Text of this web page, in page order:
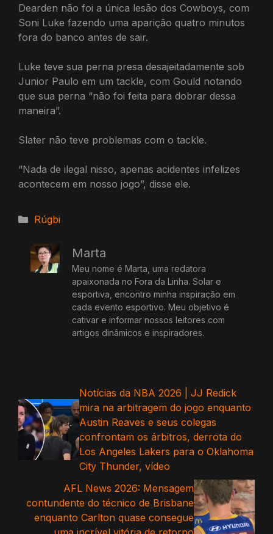
Dearden não foi a única lesão dos Cowboys, com
Soni Luke fazendo uma aparição quatro minutos
fora do banco antes de sair.
Luke teve sua perna presa desajeitadamente sob
Junior Paulo em um tackle, com Gould notando
que sua perna “não foi feita para dobrar dessa
maneira”.
Slater não teve problemas com o tackle.
“Nada de ilegal nisso, apenas acidentes infelizes
acontecem em nosso jogo”, disse ele.
Categorias
Rúgbi
Marta
Meu nome é Marta, uma redatora
apaixonada no Fora da Linha. Solar e
esportiva, encontro minha inspiração em
cada evento esportivo. Meu objetivo é
cativar e informar nossos leitores com
artigos dinâmicos e inspiradores.
Notícias da NBA 2026 | JJ Redick
mira na arbitragem do jogo enquanto
Austin Reaves e seus colegas
confrontam os árbitros, derrota do
Los Angeles Lakers para o Oklahoma
City Thunder, vídeo
AFL News 2026: Mensagem
contundente do técnico de Brisbane
enquanto Carlton quase consegue